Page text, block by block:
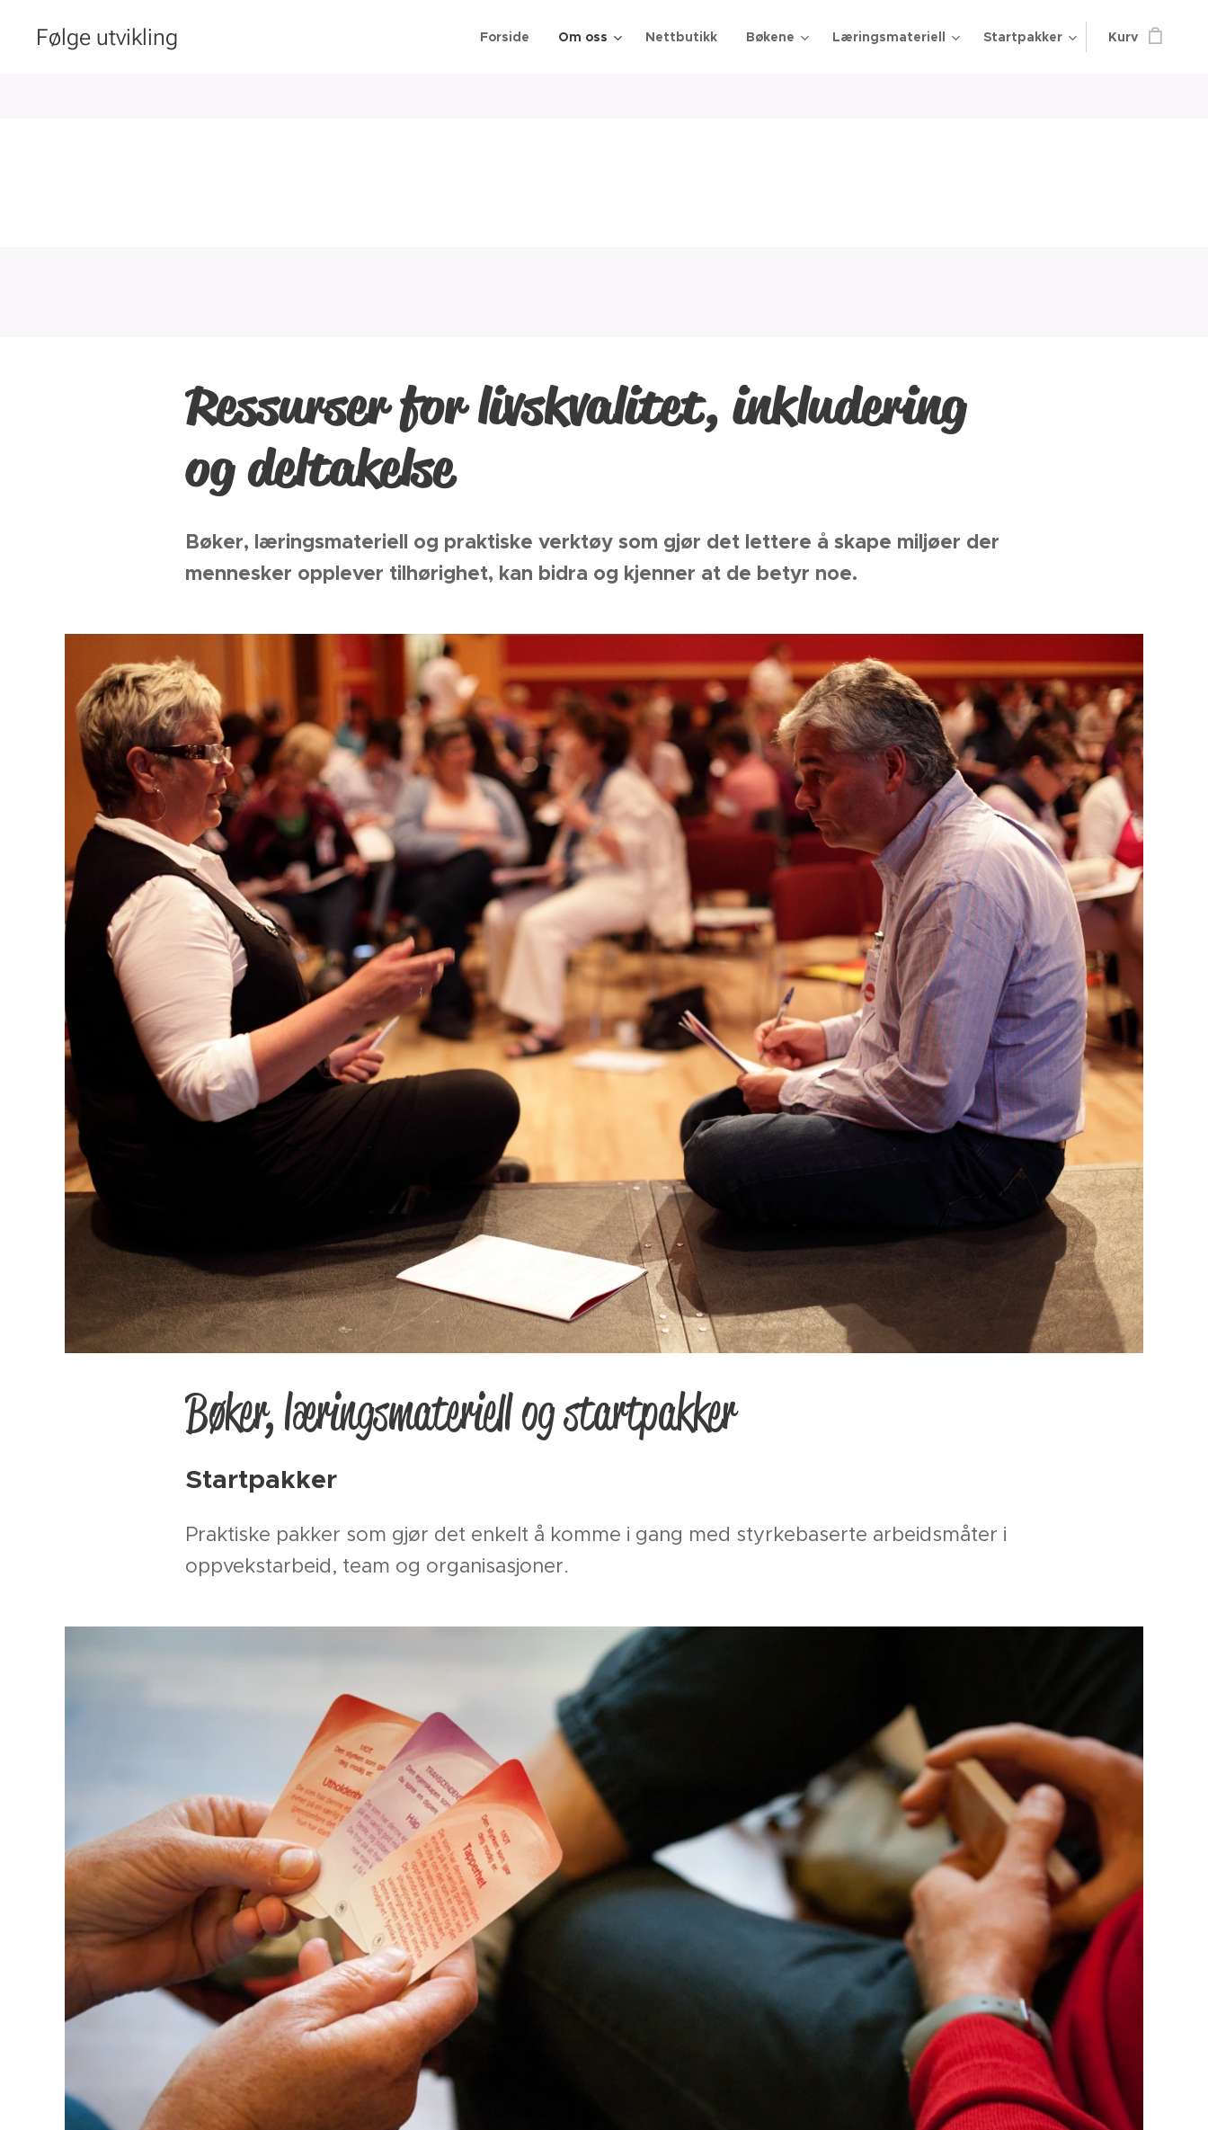
Følge utvikling Forside Om oss Nettbutikk Bøkene Læringsmateriell Startpakker Kurv
Ressurser for livskvalitet, inkludering
og deltakelse
Bøker, læringsmateriell og praktiske verktøy som gjør det lettere å skape miljøer der
mennesker opplever tilhørighet, kan bidra og kjenner at de betyr noe.
Bøker, læringsmateriell og startpakker
Startpakker
Praktiske pakker som gjør det enkelt å komme i gang med styrkebaserte arbeidsmåter i
oppvekstarbeid, team og organisasjoner.